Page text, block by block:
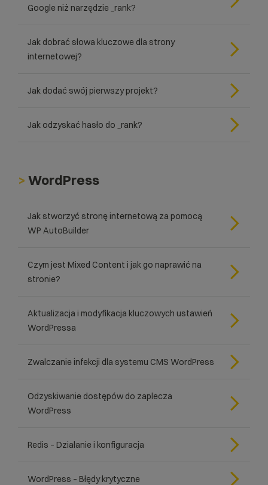
Google niż narzędzie _rank?
Jak dobrać słowa kluczowe dla strony
internetowej?
Jak dodać swój pierwszy projekt?
Jak odzyskać hasło do _rank?
> WordPress
Jak stworzyć stronę internetową za pomocą
WP AutoBuilder
Czym jest Mixed Content i jak go naprawić na
stronie?
Aktualizacja i modyfikacja kluczowych ustawień
WordPressa
Zwalczanie infekcji dla systemu CMS WordPress
Odzyskiwanie dostępów do zaplecza
WordPress
Redis – Działanie i konfiguracja
WordPress – Błędy krytyczne